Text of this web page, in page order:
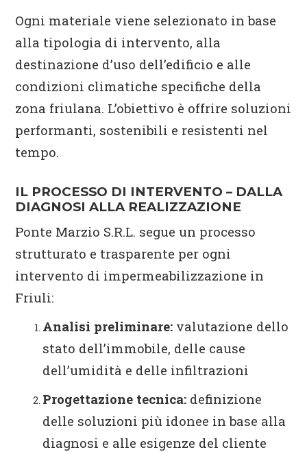
Ogni materiale viene selezionato in base
alla tipologia di intervento, alla
destinazione d’uso dell’edificio e alle
condizioni climatiche specifiche della
zona friulana. L’obiettivo è offrire soluzioni
performanti, sostenibili e resistenti nel
tempo.
IL PROCESSO DI INTERVENTO – DALLA
DIAGNOSI ALLA REALIZZAZIONE
Ponte Marzio S.R.L. segue un processo
strutturato e trasparente per ogni
intervento di impermeabilizzazione in
Friuli:
Analisi preliminare: valutazione dello
stato dell’immobile, delle cause
dell’umidità e delle infiltrazioni
Progettazione tecnica: definizione
delle soluzioni più idonee in base alla
diagnosi e alle esigenze del cliente